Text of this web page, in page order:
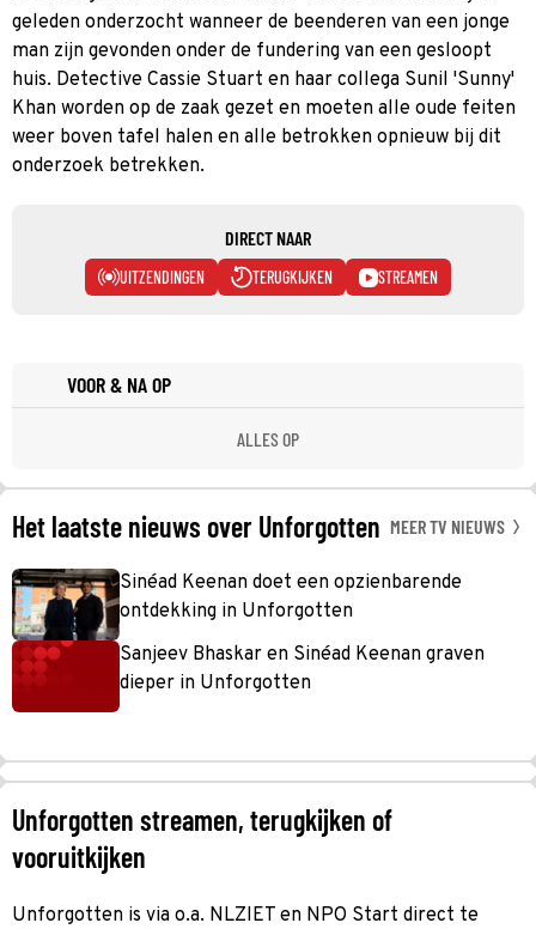
geleden onderzocht wanneer de beenderen van een jonge
man zijn gevonden onder de fundering van een gesloopt
huis. Detective Cassie Stuart en haar collega Sunil 'Sunny'
Khan worden op de zaak gezet en moeten alle oude feiten
weer boven tafel halen en alle betrokken opnieuw bij dit
onderzoek betrekken.
DIRECT NAAR
UITZENDINGEN TERUGKIJKEN STREAMEN
VOOR & NA OP
ALLES OP
Het laatste nieuws over Unforgotten MEER TV NIEUWS
Sinéad Keenan doet een opzienbarende
ontdekking in Unforgotten
Sanjeev Bhaskar en Sinéad Keenan graven
dieper in Unforgotten
Unforgotten streamen, terugkijken of
vooruitkijken
Unforgotten is via o.a. NLZIET en NPO Start direct te